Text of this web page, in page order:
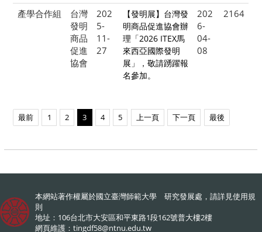
產學合作組
台灣
發明
商品
促進
協會
202
5-
11-
27
【發明展】台灣發
明商品促進協會辦
理「2026 ITEX馬
來西亞國際發明
展」，敬請踴躍報
名參加。
202
6-
04-
08
2164
最前 1 2 3 4 5 上一頁 下一頁 最後
本網站著作權屬於國立臺灣師範大學 研究發展處，請詳見使用規
則
地址：106台北市大安區和平東路1段162號普大樓2樓
網頁維護： tingdf58@ntnu.edu.tw